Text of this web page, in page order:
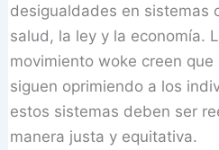
desigualdades en sistemas
salud, la ley y la economía.
movimiento woke creen
siguen oprimiendo a los
estos sistemas deben ser
manera justa y equitativa.